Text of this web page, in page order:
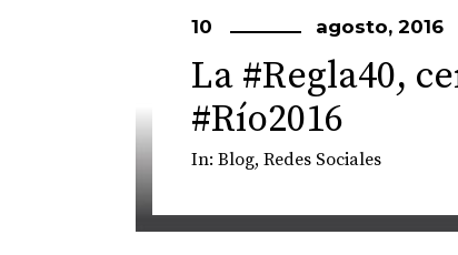
10 agosto, 2016
La #Regla40,
#Río2016
In: Blog, Redes Sociales